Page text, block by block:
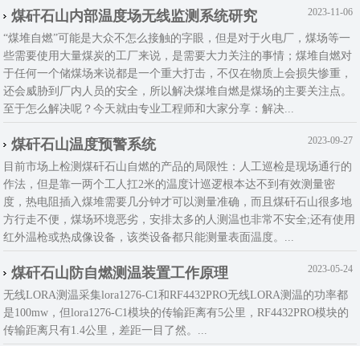
2023-11-06
煤矸石山内部温度场无线监测系统研究
“煤堆自燃”可能是大众不怎么接触的字眼，但是对于火电厂，煤场等一
些需要使用大量煤炭的工厂来说，是需要大力关注的事情；煤堆自燃对
于任何一个储煤场来说都是一个重大打击，不仅在物质上会损失惨重，
还会威胁到厂内人员的安全，所以解决煤堆自燃是煤场的主要关注点。
至于怎么解决呢？今天就由专业工程师和大家分享：解决...
2023-09-27
煤矸石山温度预警系统
目前市场上检测煤矸石山自燃的产品的局限性：人工巡检是现场通行的
作法，但是靠一两个工人扛2米的温度计巡逻根本达不到有效测量密
度，热电阻插入煤堆需要几分钟才可以测量准确，而且煤矸石山很多地
方行走不便，煤场环境恶劣，安排太多的人测温也非常不安全;还有使用
红外温枪或热成像设备，该类设备都只能测量表面温度。...
2023-05-24
煤矸石山防自燃测温装置工作原理
无线LORA测温采集lora1276-C1和RF4432PRO无线LORA测温的功率都
是100mw，但lora1276-C1模块的传输距离有5公里，RF4432PRO模块的
传输距离只有1.4公里，差距一目了然。...